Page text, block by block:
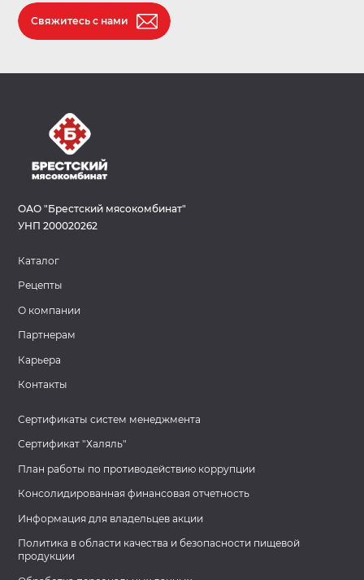
Свяжитесь с нами
ОАО "Брестский мясокомбинат"
УНП 200020262
Каталог
Рецепты
О компании
Партнерам
Карьера
Контакты
Сертификаты систем менеджмента
Сертификат "Халяль"
План работы по противодействию коррупции
Консолидированная финансовая отчетность
Информация для владельцев акции
Политика в области качества и безопасности пищевой
продукции